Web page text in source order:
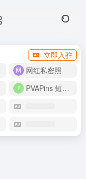
立即入驻
网红私密照
PVAPins 短信接码平台